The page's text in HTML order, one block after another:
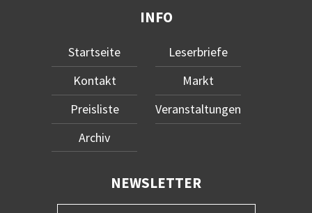
INFO
Startseite
Kontakt
Preisliste
Archiv
Leserbriefe
Markt
Veranstaltungen
NEWSLETTER